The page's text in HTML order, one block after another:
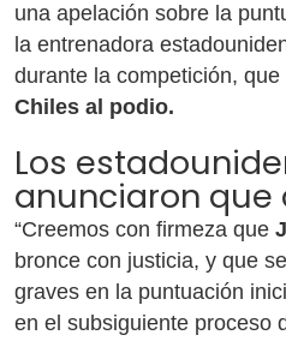
una apelación sobre la
la entrenadora
durante la competición, que
Chiles al podio.
Los
anunciaron que
“Creemos con firmeza que
bronce con justicia, y que
graves en la puntuación
en el subsiguiente proceso